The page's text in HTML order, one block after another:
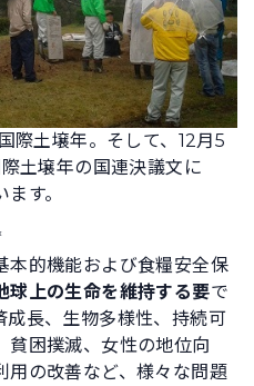
際土壌年。そして、12月5
土壌年の国連決議文に
す。
本的機能および食糧安全保
球上の生命を維持する要で
成長、生物多様性、持続可
貧困撲滅、女性の地位向
用の改善など、様々な問題